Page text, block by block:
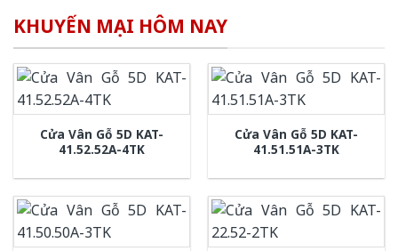
KHUYẾN MẠI HÔM NAY
Cửa Vân Gỗ 5D KAT-
41.52.52A-4TK
Cửa Vân Gỗ 5D KAT-
41.51.51A-3TK